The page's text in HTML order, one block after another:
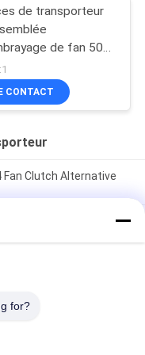
de transporteur
de fan 50-
03/50-01176-00
CONTACT
Clutch Alternative
Transicold
922 1150MT 944
pour le support
for?